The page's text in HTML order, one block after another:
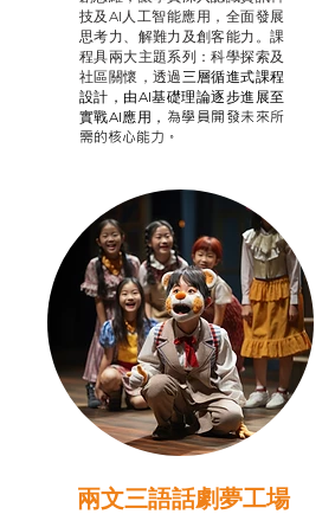
技及AI人工智能應用，全面發展
思考力、解難力及創客能力。課
程具兩大主題系列：科學探索及
社區關懷，透過 三層循進式課程
設計， 由AI基礎理論逐步進展至
實戰AI應用， 為學員開發未來所
需的核心能力。
兩文三語話劇夢工場